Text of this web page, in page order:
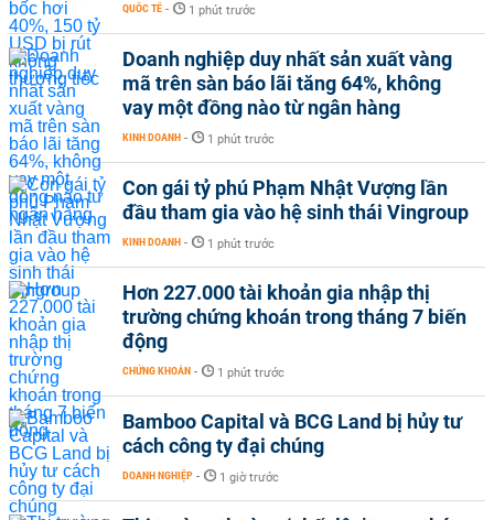
QUỐC TẾ - 1 phút trước
Doanh nghiệp duy nhất sản xuất vàng
mã trên sàn báo lãi tăng 64%, không
vay một đồng nào từ ngân hàng
KINH DOANH - 1 phút trước
Con gái tỷ phú Phạm Nhật Vượng lần
đầu tham gia vào hệ sinh thái Vingroup
KINH DOANH - 1 phút trước
Hơn 227.000 tài khoản gia nhập thị
trường chứng khoán trong tháng 7 biến
động
CHỨNG KHOÁN - 1 phút trước
Bamboo Capital và BCG Land bị hủy tư
cách công ty đại chúng
DOANH NGHIỆP - 1 giờ trước